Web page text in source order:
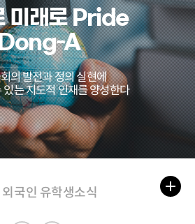
미래로 Pride
A
의 발전과 정의 실현에
있는 지도적 인재를 양성한다
외국인 유학생소식